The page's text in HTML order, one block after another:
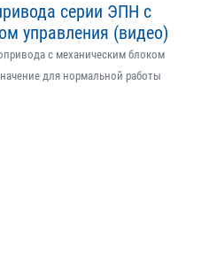
серии ЭПН с
управления (видео)
с механическим блоком
для нормальной работы